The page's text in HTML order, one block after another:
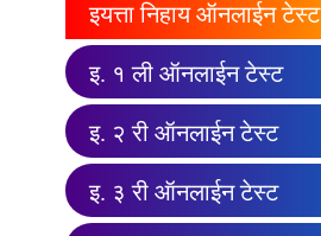
इयत्ता निहाय ऑनलाईन टेस्ट
इ. १ ली ऑनलाईन टेस्ट
इ. २ री ऑनलाईन टेस्ट
इ. ३ री ऑनलाईन टेस्ट